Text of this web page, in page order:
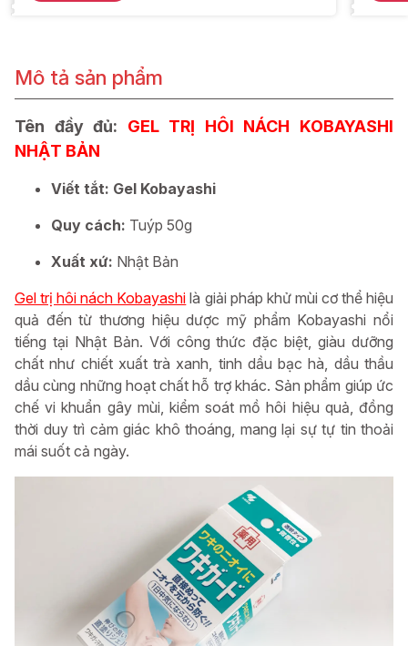
Mô tả sản phẩm
Tên đầy đủ: GEL TRỊ HÔI NÁCH KOBAYASHI
NHẬT BẢN
Viết tắt: Gel Kobayashi
Quy cách: Tuýp 50g
Xuất xứ: Nhật Bản
Gel trị hôi nách Kobayashi là giải pháp khử mùi cơ thể hiệu
quả đến từ thương hiệu dược mỹ phẩm Kobayashi nổi
tiếng tại Nhật Bản. Với công thức đặc biệt, giàu dưỡng
chất như chiết xuất trà xanh, tinh dầu bạc hà, dầu thầu
dầu cùng những hoạt chất hỗ trợ khác. Sản phẩm giúp ức
chế vi khuẩn gây mùi, kiểm soát mồ hôi hiệu quả, đồng
thời duy trì cảm giác khô thoáng, mang lại sự tự tin thoải
mái suốt cả ngày.